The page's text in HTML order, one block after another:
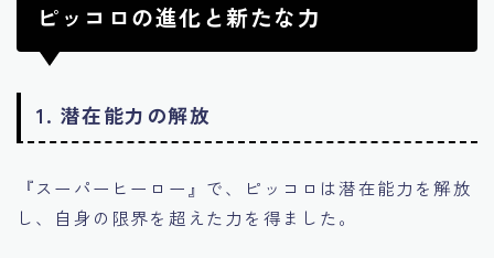
ピッコロの進化と新たな力
1. 潜在能力の解放
『スーパーヒーロー』で、ピッコロは潜在能力を解放
し、自身の限界を超えた力を得ました。